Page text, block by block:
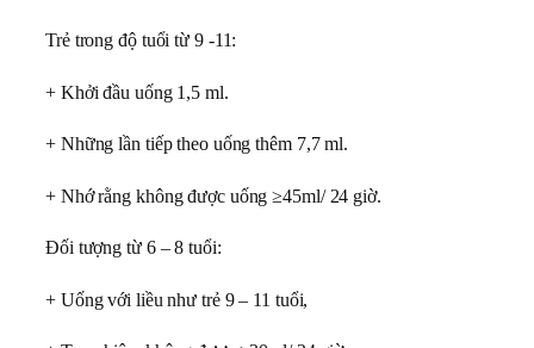
Trẻ trong độ tuổi từ 9 -11:
+ Khởi đầu uống 1,5 ml.
+ Những lần tiếp theo uống thêm 7,7 ml.
+ Nhớ rằng không được uống ≥45ml/ 24 giờ.
Đối tượng từ 6 – 8 tuổi:
+ Uống với liều như trẻ 9 – 11 tuổi,